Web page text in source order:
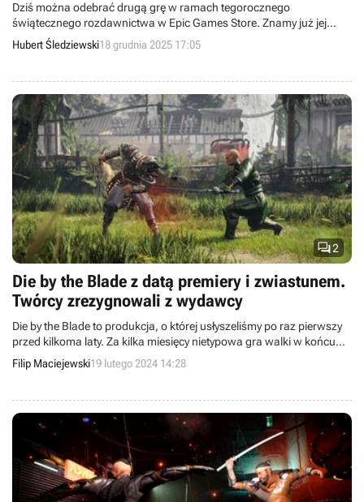
Dziś można odebrać drugą grę w ramach tegorocznego
świątecznego rozdawnictwa w Epic Games Store. Znamy już jej
tytuł.
Hubert Śledziewski18 grudnia 2025 17:05
2
Die by the Blade z datą premiery i zwiastunem.
Twórcy zrezygnowali z wydawcy
Die by the Blade to produkcja, o której usłyszeliśmy po raz pierwszy
przed kilkoma laty. Za kilka miesięcy nietypowa gra walki w końcu
ujrzy światło dzienne w wersji 1.0.
Filip Maciejewski19 lutego 2024 14:28